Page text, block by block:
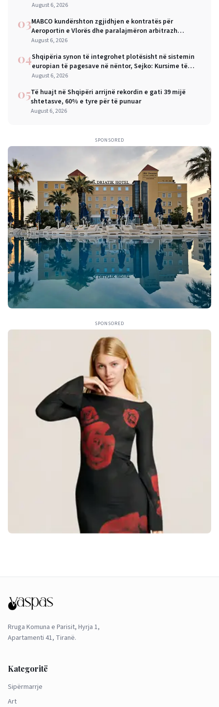
August 6, 2026
03MABCO kundërshton zgjidhjen e kontratës për
Aeroportin e Vlorës dhe paralajmëron arbitrazh
ndërkombëtar
August 6, 2026
04Shqipëria synon të integrohet plotësisht në sistemin
europian të pagesave në nëntor, Sejko: Kursime të
mëdha për qytetarët dhe bizneset
August 6, 2026
05Të huajt në Shqipëri arrijnë rekordin e gati 39 mijë
shtetasve, 60% e tyre për të punuar
August 6, 2026
SPONSORED
SPONSORED
Rruga Komuna e Parisit, Hyrja 1,
Apartamenti 41, Tiranë.
Kategoritë
Sipërmarrje
Art